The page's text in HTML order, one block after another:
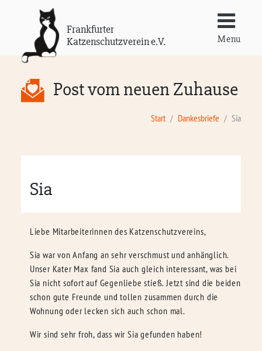
Frankfurter
Katzenschutzverein e.V.
Menu
Post vom neuen Zuhause
Start Dankesbriefe Sia
Sia
Liebe Mitarbeiterinnen des Katzenschutzvereins,
Sia war von Anfang an sehr verschmust und anhänglich.
Unser Kater Max fand Sia auch gleich interessant, was bei
Sia nicht sofort auf Gegenliebe stieß. Jetzt sind die beiden
schon gute Freunde und tollen zusammen durch die
Wohnung oder lecken sich auch schon mal.
Wir sind sehr froh, dass wir Sia gefunden haben!